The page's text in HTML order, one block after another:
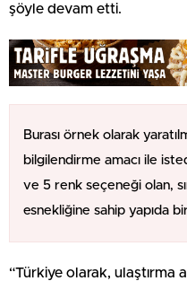
şöyle devam etti.
Burası örnek olarak
bilgilendirme amacı ile
ve 5 renk seçeneği olan,
esnekliğine sahip yapıda
“Türkiye olarak, ulaştırma